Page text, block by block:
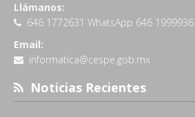
Llámanos:
646 1772631 WhatsApp 646 1999936
Email:
informatica@cespe.gob.mx
Noticias Recientes